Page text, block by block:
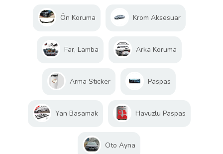
Ön Koruma Krom Aksesuar
Far, Lamba Arka Koruma
Arma Sticker Paspas
Yan Basamak Havuzlu Paspas
Oto Ayna